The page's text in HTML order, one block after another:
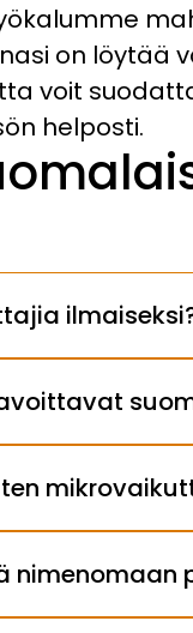
on löytää
voit
helposti.